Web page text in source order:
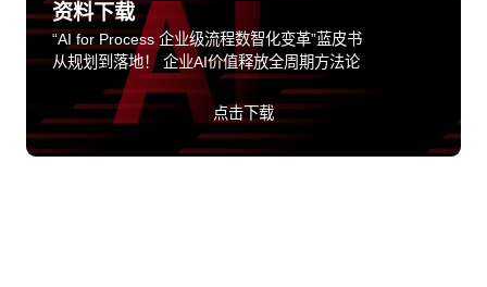
资料下载
“AI for Process 企业级流程数智化变革”蓝皮书
从规划到落地！ 企业AI价值释放全周期方法论
点击下载